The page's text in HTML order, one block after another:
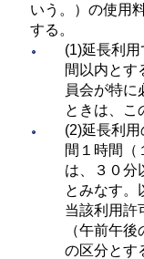
いう。）の使用
する。
(1)延長利
間以内とす
員会が特に
ときは、こ
(2)延長利
間１時間（
は、３０分
とみなす。
当該利用許
（午前午
の区分とす